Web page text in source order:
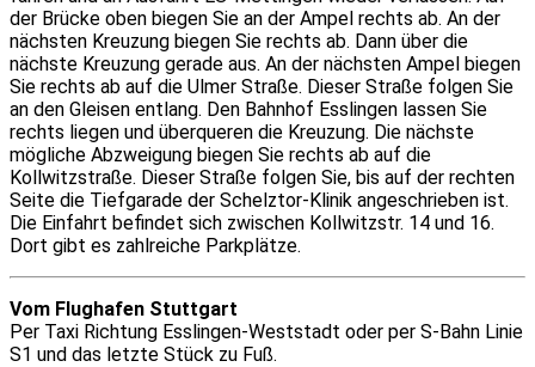
der Brücke oben biegen Sie an der Ampel rechts ab. An der
nächsten Kreuzung biegen Sie rechts ab. Dann über die
nächste Kreuzung gerade aus. An der nächsten Ampel biegen
Sie rechts ab auf die Ulmer Straße. Dieser Straße folgen Sie
an den Gleisen entlang. Den Bahnhof Esslingen lassen Sie
rechts liegen und überqueren die Kreuzung. Die nächste
mögliche Abzweigung biegen Sie rechts ab auf die
Kollwitzstraße. Dieser Straße folgen Sie, bis auf der rechten
Seite die Tiefgarade der Schelztor-Klinik angeschrieben ist.
Die Einfahrt befindet sich zwischen Kollwitzstr. 14 und 16.
Dort gibt es zahlreiche Parkplätze.
Vom Flughafen Stuttgart
Per Taxi Richtung Esslingen-Weststadt oder per S-Bahn Linie
S1 und das letzte Stück zu Fuß.